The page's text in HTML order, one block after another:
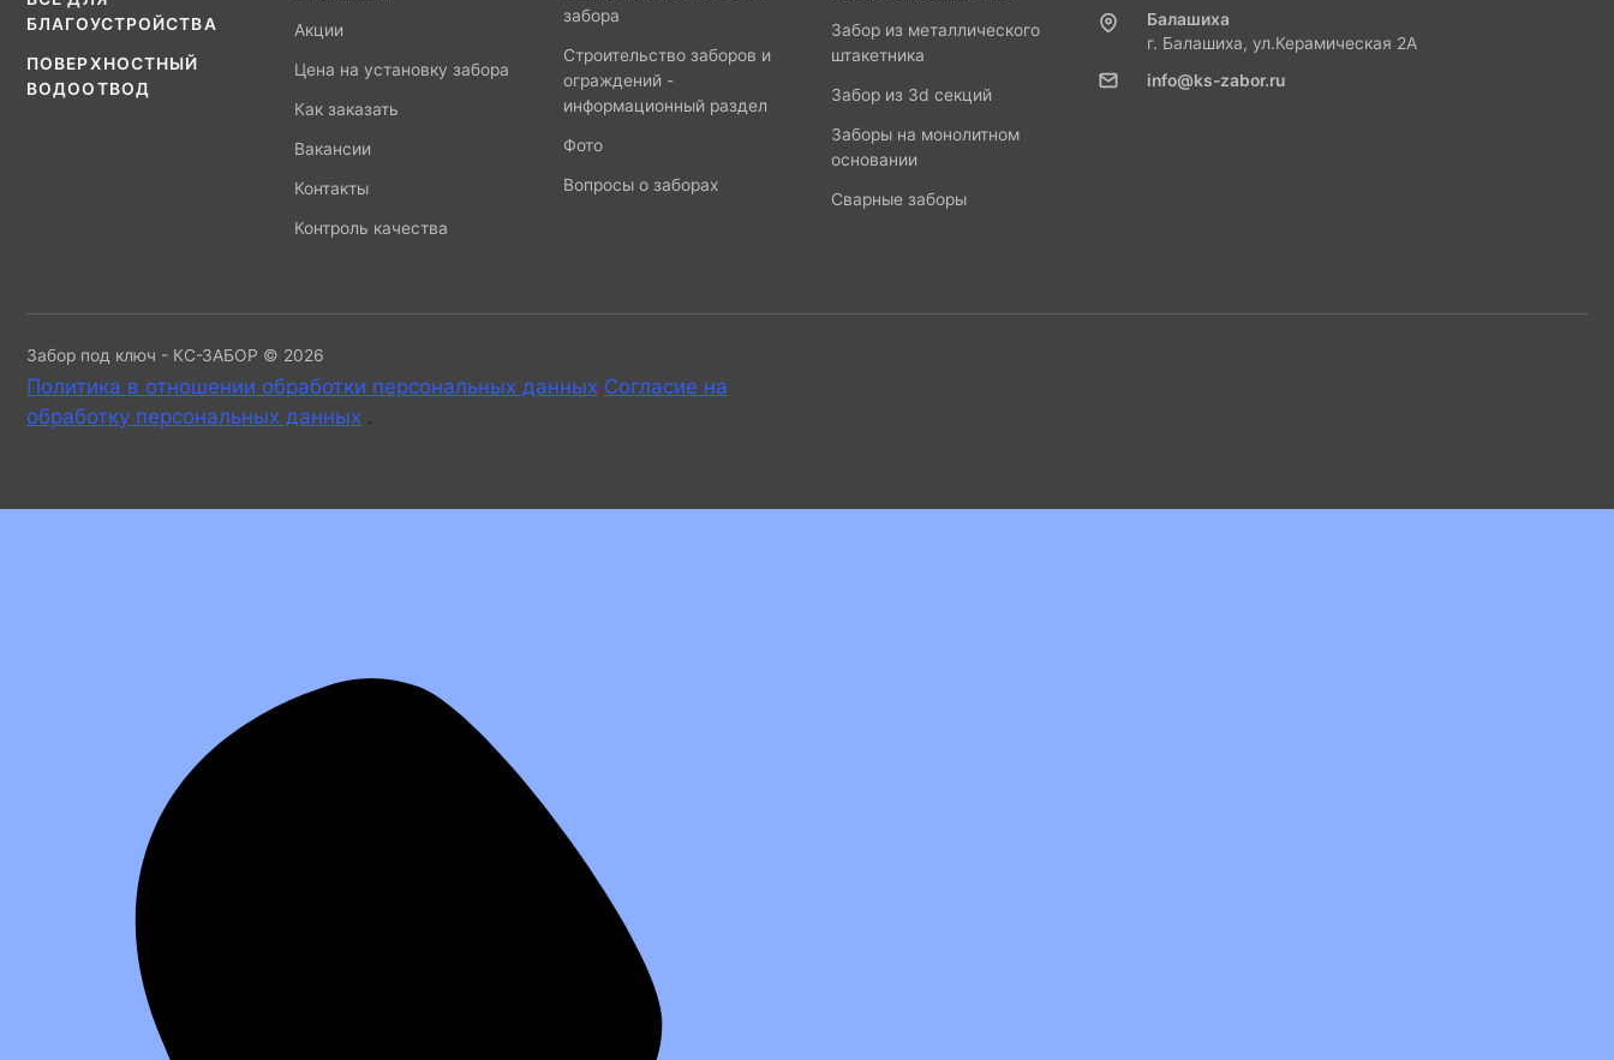
БЛАГОУСТРОЙСТВА
ПОВЕРХНОСТНЫЙ
ВОДООТВОД
Акции
Цена на установку забора
Как заказать
Вакансии
Контакты
Контроль качества
забора
Строительство заборов и
ограждений -
информационный раздел
Фото
Вопросы о заборах
Забор из металлического
штакетника
Забор из 3d секций
Заборы на монолитном
основании
Сварные заборы
Балашиха
г. Балашиха, ул.Керамическая 2А
info@ks-zabor.ru
Забор под ключ - КС-ЗАБОР © 2026
Политика в отношении обработки персональных данных Согласие на
обработку персональных данных .